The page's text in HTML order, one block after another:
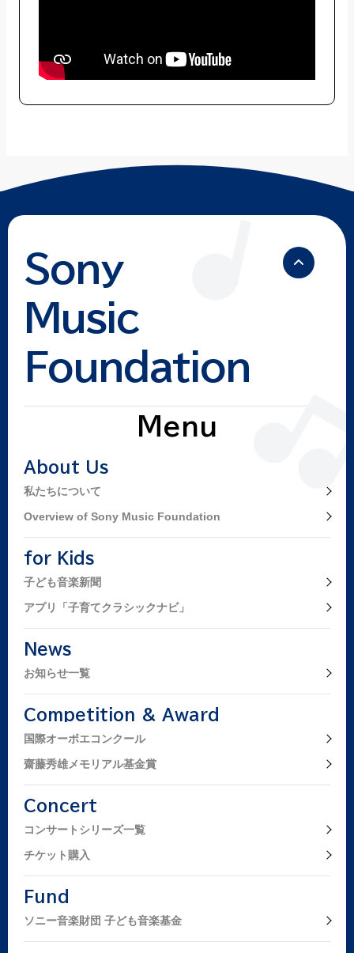
Sony
Music
Foundation
Menu
About Us
私たちについて
Overview of Sony Music Foundation
Concert
コンサートシリーズ一覧
チケット購入
for Kids
子ども音楽新聞
アプリ「子育てクラシックナビ」
Fund
ソニー音楽財団 子ども音楽基金
News
お知らせ一覧
Competition & Award
国際オーボエコンクール
齋藤秀雄メモリアル基金賞